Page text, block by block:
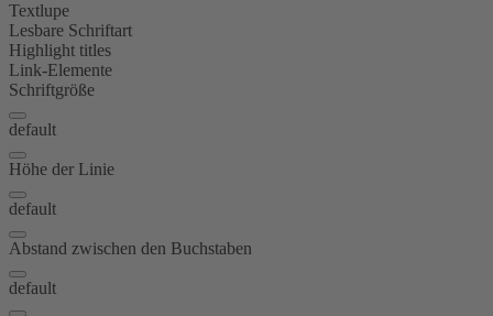
Textlupe
Lesbare Schriftart
Highlight titles
Link-Elemente
Schriftgröße
default
Höhe der Linie
default
Abstand zwischen den Buchstaben
default